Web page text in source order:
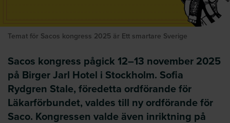
Temat för Sacos kongress 2025 är Ett smartare Sverige
Sacos kongress pågick 12–13 november 2025
på Birger Jarl Hotel i Stockholm. Sofia
Rydgren Stale, föredetta ordförande för
Läkarförbundet, valdes till ny ordförande för
Saco. Kongressen valde även inriktning på